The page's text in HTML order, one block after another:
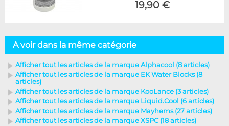
19,90 €
A voir dans la même catégorie
Afficher tout les articles de la marque Alphacool (8 articles)
Afficher tout les articles de la marque EK Water Blocks (8
articles)
Afficher tout les articles de la marque KooLance (3 articles)
Afficher tout les articles de la marque Liquid.Cool (6 articles)
Afficher tout les articles de la marque Mayhems (27 articles)
Afficher tout les articles de la marque XSPC (18 articles)